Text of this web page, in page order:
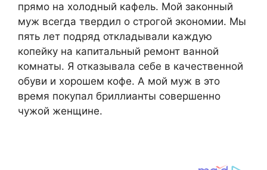
прямо на холодный кафель. Мой законный
муж всегда твердил о строгой экономии. Мы
пять лет подряд откладывали каждую
копейку на капитальный ремонт ванной
комнаты. Я отказывала себе в качественной
обуви и хорошем кофе. А мой муж в это
время покупал бриллианты совершенно
чужой женщине.